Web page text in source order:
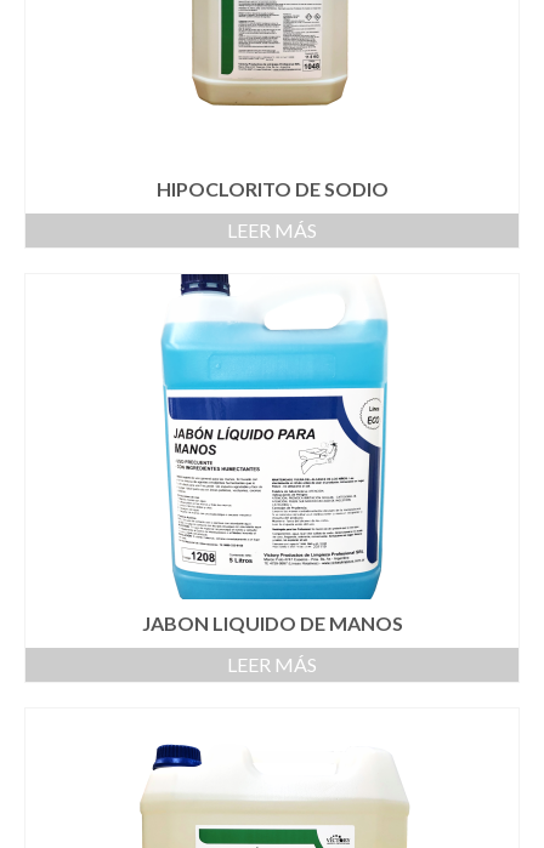
HIPOCLORITO DE SODIO
LEER MÁS
JABON LIQUIDO DE MANOS
LEER MÁS